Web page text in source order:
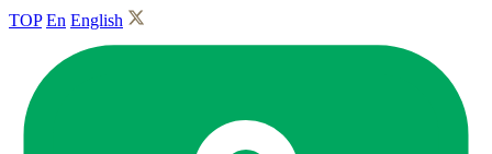
TOP En English